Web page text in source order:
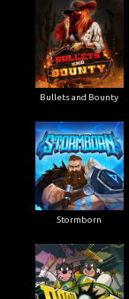
Bullets and Bounty
Stormborn